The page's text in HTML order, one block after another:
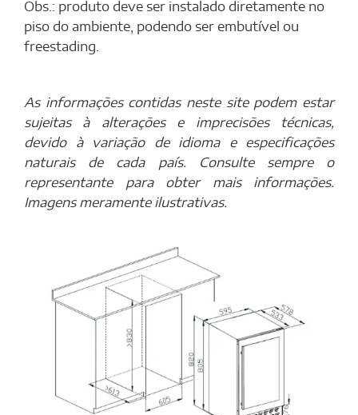
Obs.: produto deve ser instalado diretamente no
piso do ambiente, podendo ser embutível ou
freestading.
As informações contidas neste site podem estar
sujeitas à alterações e imprecisões técnicas,
devido à variação de idioma e especificações
naturais de cada país. Consulte sempre o
representante para obter mais informações.
Imagens meramente ilustrativas.